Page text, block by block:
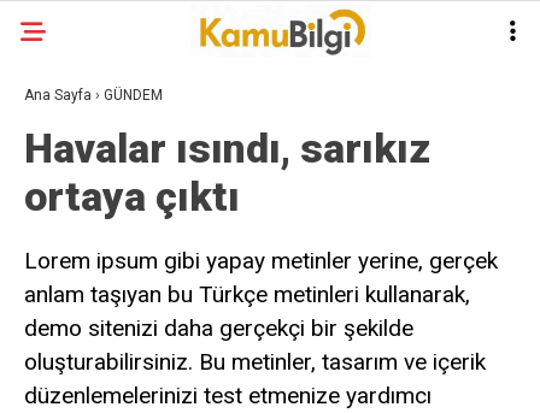
Ana Sayfa › GÜNDEM
Havalar ısındı, sarıkız
ortaya çıktı
Lorem ipsum gibi yapay metinler yerine, gerçek
anlam taşıyan bu Türkçe metinleri kullanarak,
demo sitenizi daha gerçekçi bir şekilde
oluşturabilirsiniz. Bu metinler, tasarım ve içerik
düzenlemelerinizi test etmenize yardımcı